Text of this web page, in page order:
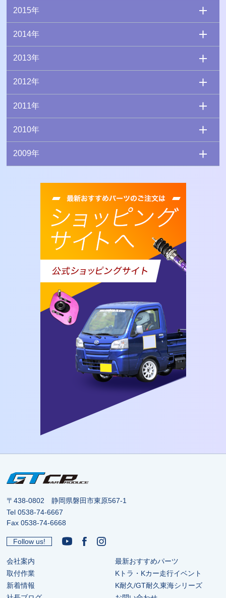
2015年
2014年
2013年
2012年
2011年
2010年
2009年
〒438-0802 静岡県磐田市東原567-1
Tel0538-74-6667
Fax 0538-74-6668
Follow us!
会社案内
取付作業
新着情報
最新おすすめパーツ
Kトラ・Kカー走行イベント
K耐久/GT耐久東海シリーズ